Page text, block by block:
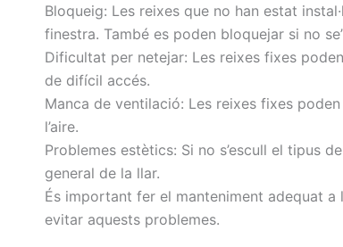
Bloqueig: Les reixes que no han estat
finestra. També es poden bloquejar si no
Dificultat per netejar: Les reixes fixes
de difícil accés.
Manca de ventilació: Les reixes fixes
l’aire.
Problemes estètics: Si no s’escull el tipus
general de la llar.
És important fer el manteniment adequat a
evitar aquests problemes.